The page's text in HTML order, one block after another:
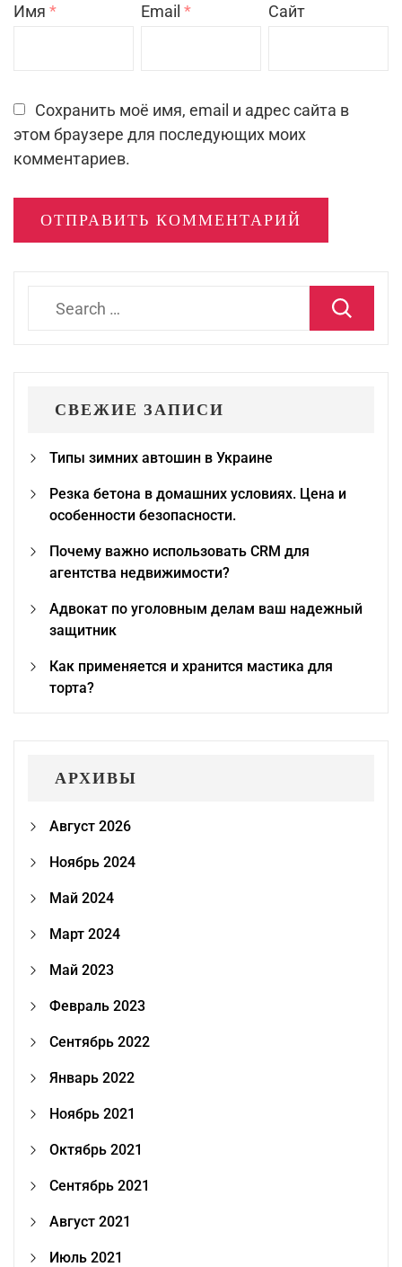
Имя * Email* Сайт
Сохранить моё имя, email и адрес сайта в
этом браузере для последующих моих
комментариев.
СВЕЖИЕ ЗАПИСИ
Типы зимних автошин в Украине
Резка бетона в домашних условиях. Цена и
особенности безопасности.
Почему важно использовать CRM для
агентства недвижимости?
Адвокат по уголовным делам ваш надежный
защитник
Как применяется и хранится мастика для
торта?
АРХИВЫ
Август 2026
Ноябрь 2024
Май 2024
Март 2024
Май 2023
Февраль 2023
Сентябрь 2022
Январь 2022
Ноябрь 2021
Октябрь 2021
Сентябрь 2021
Август 2021
Июль 2021